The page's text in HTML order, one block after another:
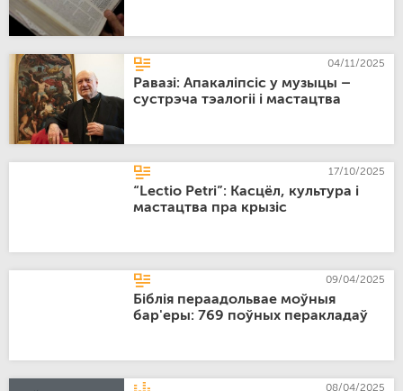
04/11/2025
Равазі: Апакаліпсіс у музыцы –
сустрэча тэалогіі і мастацтва
17/10/2025
“Lectio Petri”: Касцёл, культура і
мастацтва пра крызіс
09/04/2025
Біблія пераадольвае моўныя
бар'еры: 769 поўных перакладаў
08/04/2025